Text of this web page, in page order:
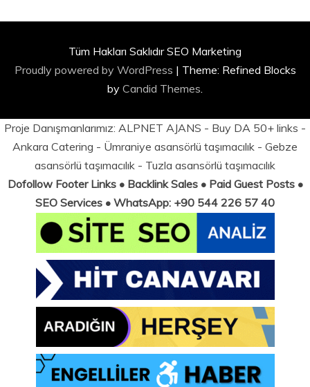
Tüm Hakları Saklıdır SEO Marketing
Proudly powered by WordPress | Theme: Refined Blocks
by Candid Themes.
Proje Danışmanlarımız: ALPNET AJANS - Buy DA 50+ links -
Ankara Catering - Ümraniye asansörlü taşımacılık - Gebze
asansörlü taşımacılık - Tuzla asansörlü taşımacılık
Dofollow Footer Links • Backlink Sales • Paid Guest Posts •
SEO Services • WhatsApp: +90 544 226 57 40